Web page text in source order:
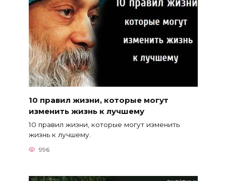
10 правил жизни, которые могут
изменить жизнь к лучшему
10 правил жизни, которые могут изменить
жизнь к лучшему.
996